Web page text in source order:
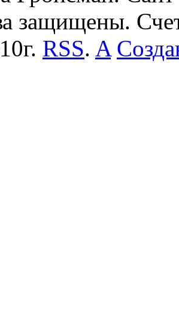
защищены.
RSS. A